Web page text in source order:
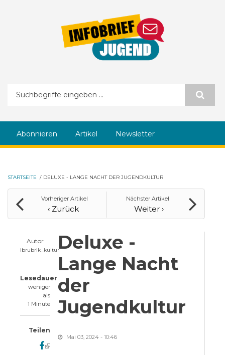
Suchformular
Abonnieren Artikel Newsletter
STARTSEITE / DELUXE - LANGE NACHT DER JUGENDKULTUR
Vorheriger Artikel
‹ Zurück
Nächster Artikel
Weiter ›
Autor
ibrubrik_kultur
Lesedauer
weniger
als
1 Minute
Teilen
(link is external)
Deluxe -
Lange Nacht
der
Jugendkultur
Mai 03, 2024 - 10:46